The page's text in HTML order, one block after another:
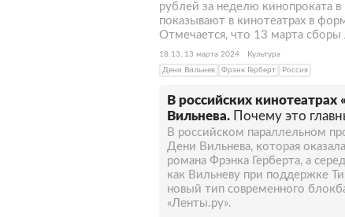
рублей за неделю кинопроката
показывают в кинотеатрах в
Отмечается, что 13 марта
18:13, 13 марта 2024
Культура
Дени Вильнев
Фрэнк Герберт Россия
В российских
Вильнева. Почему это
В российском параллельном
Дени Вильнева, которая
романа Фрэнка Герберта, а
как Вильневу при поддержке
новый тип современного
«Ленты.ру».